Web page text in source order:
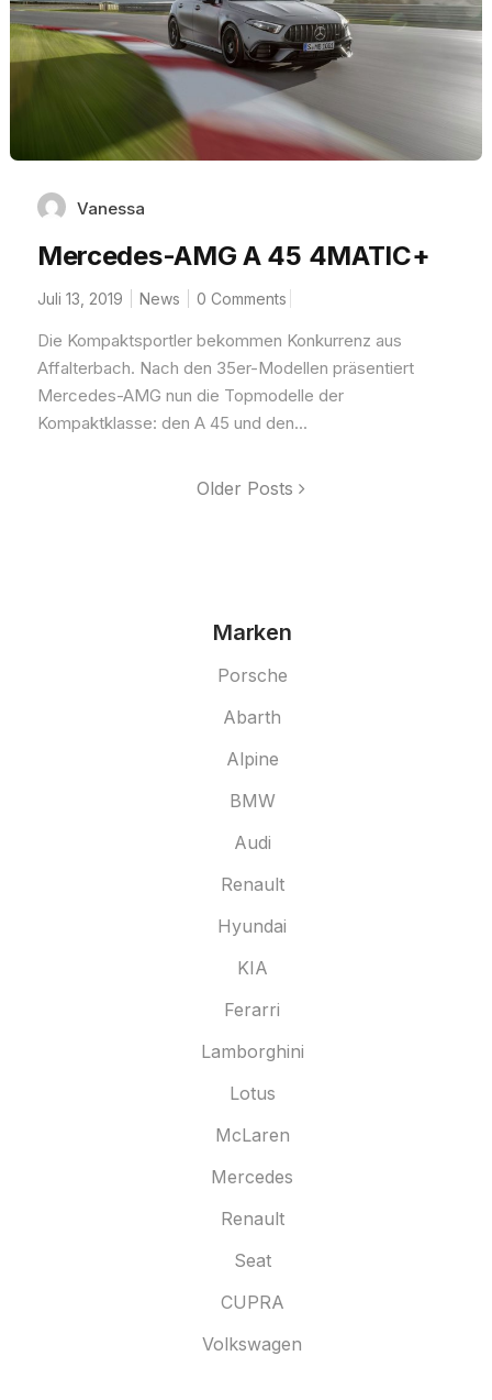
Vanessa
Mercedes-AMG A 45 4MATIC+
Juli 13, 2019 News 0 Comments
Die Kompaktsportler bekommen Konkurrenz aus
Affalterbach. Nach den 35er-Modellen präsentiert
Mercedes-AMG nun die Topmodelle der
Kompaktklasse: den A 45 und den...
Older Posts
Marken
Porsche
Abarth
Alpine
BMW
Audi
Renault
Hyundai
KIA
Ferarri
Lamborghini
Lotus
McLaren
Mercedes
Renault
Seat
CUPRA
Volkswagen